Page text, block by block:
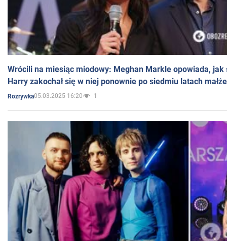
Wrócili na miesiąc miodowy: Meghan Markle opowiada, jak
Harry zakochał się w niej ponownie po siedmiu latach
Rozrywka05.03.2025 16:20 1